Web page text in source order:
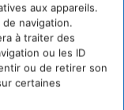
aux appareils.
de navigation.
à traiter des
ou les ID
ou de retirer son
certaines